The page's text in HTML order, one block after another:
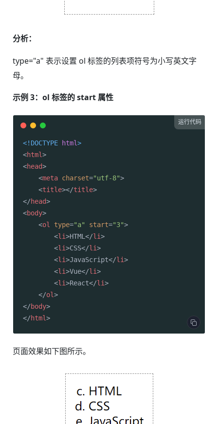
分析：
type="a" 表示设置 ol 标签的列表项符号为小写英文字
母。
示例 3：ol 标签的 start 属性
运行代码
<!DOCTYPE html>
<html>
<head>
<meta charset="utf-8">
<title></title>
</head>
<body>
<ol type="a" start="3">
<li>HTML </li>
<li>CSS</li>
<li>JavaScript</li>
<li>Vue</li>
<li>React</li>
</ol>
</body>
</html>
页面效果如下图所示。